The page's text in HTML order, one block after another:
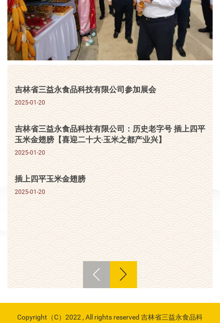
吉林省三益永食品科技有限公司参加展会
2025-01-20
吉林省三益永食品科技有限公司：历史老字号 插上四平
玉米金翅膀【喜迎二十大·玉米之都产业兴】
2025-01-20
插上四平玉米金翅膀
2025-01-20
Copyright（C）2022 , All rights reserved 吉林省三益永食品科